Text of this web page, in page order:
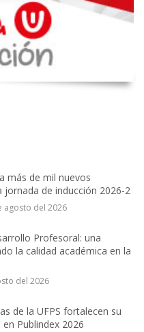
más de mil nuevos
jornada de inducción 2026-2
agosto del 2026
Profesoral: una
la calidad académica en la
del 2026
de la UFPS fortalecen su
Publindex 2026